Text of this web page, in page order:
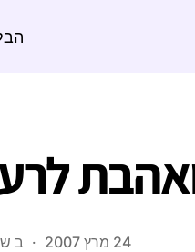
24 מרץ 2007 ב